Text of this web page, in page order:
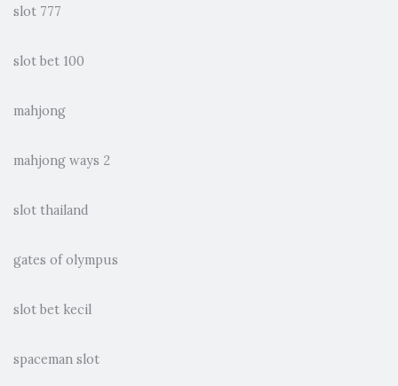
slot 777
slot bet 100
mahjong
mahjong ways 2
slot thailand
gates of olympus
slot bet kecil
spaceman slot